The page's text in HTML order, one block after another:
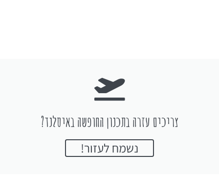
צריכים עזרה בתכנון החופשה באיסלנד?
נשמח לעזור!